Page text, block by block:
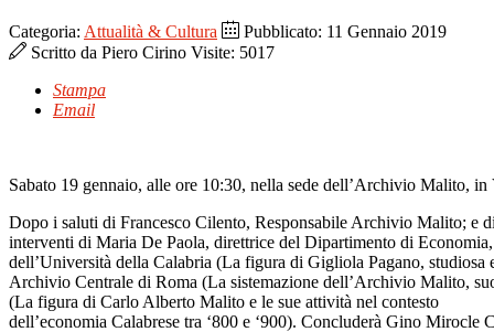
Categoria: Attualità & Cultura
Pubblicato: 11 Gennaio 2019
Scritto da Piero Cirino Visite: 5017
Stampa
Email
Sabato 19 gennaio, alle ore 10:30, nella sede dell’Archivio Malito,
Dopo i saluti di Francesco Cilento, Responsabile Archivio Malito; e
interventi di Maria De Paola, direttrice del Dipartimento di
dell’Università della Calabria (La figura di Gigliola Pagano,
Archivio Centrale di Roma (La sistemazione dell’Archivio Malito,
(La figura di Carlo Alberto Malito e le sue attività nel contesto
dell’economia Calabrese tra ‘800 e ‘900). Concluderà Gino Mirocle